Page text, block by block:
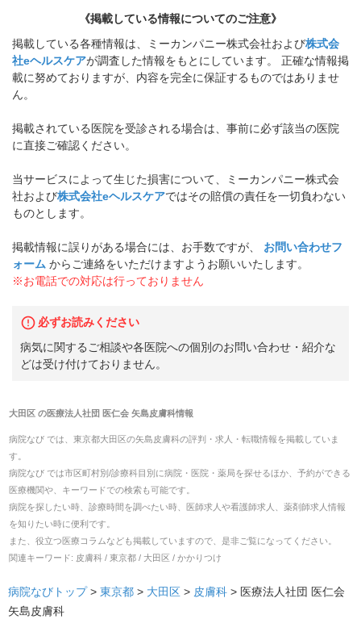
《掲載している情報についてのご注意》
掲載している各種情報は、ミーカンパニー株式会社および株式会
社eヘルスケアが調査した情報をもとにしています。 正確な情報掲
載に努めておりますが、内容を完全に保証するものではありませ
ん。
掲載されている医院を受診される場合は、事前に必ず該当の医院
に直接ご確認ください。
当サービスによって生じた損害について、ミーカンパニー株式会
社および株式会社eヘルスケアではその賠償の責任を一切負わない
ものとします。
掲載情報に誤りがある場合には、お手数ですが、
お問い合わせフ
ォーム からご連絡をいただけますようお願いいたします。
※お電話での対応は行っておりません
必ずお読みください
病気に関するご相談や各医院への個別のお問い合わせ・紹介な
どは受け付けておりません。
大田区の医療法人社団 医仁会 矢島皮膚科情報
病院なび では、 東京都大田区の矢島皮膚科の評判・求人・転職情報を掲載していま
す。
病院なび では市区町村別/診療科目別に病院・医院・薬局を探せるほか、予約ができる
医療機関や、キーワードでの検索も可能です。
病院を探したい時、診療時間を調べたい時、医師求人や看護師求人、薬剤師求人情報
を知りたい時に便利です。
また、役立つ医療コラムなども掲載していますので、是非ご覧になってください。
関連キーワード: 皮膚科 / 東京都 / 大田区 / かかりつけ
病院なびトップ > 東京都 > 大田区 > 皮膚科 > 医療法人社団 医仁会
矢島皮膚科